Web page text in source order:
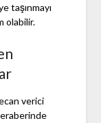
taşınmayı
olabilir.
verici